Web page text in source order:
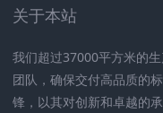
关于本站
我们超过37000平方米的
团队，确保交付高品质的
锋，以其对创新和卓越的